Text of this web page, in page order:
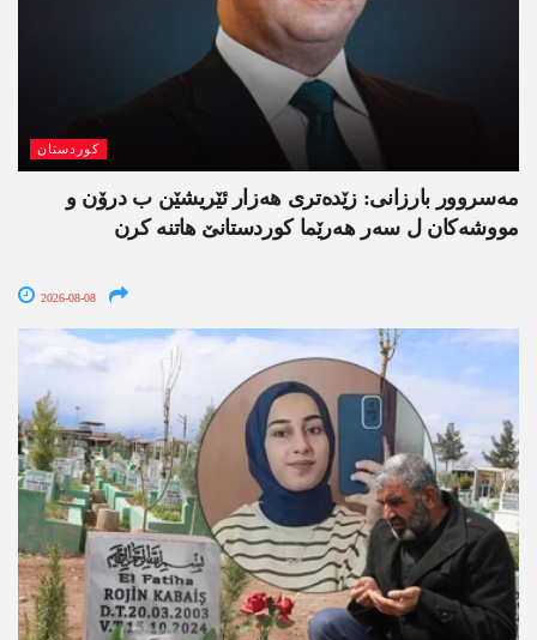
کوردستان
مەسروور بارزانی: زێدەتری ھەزار ئێریشێن ب درۆن و
مووشەکان ل سەر ھەرێما کوردستانێ ھاتنە کرن
2026-08-08